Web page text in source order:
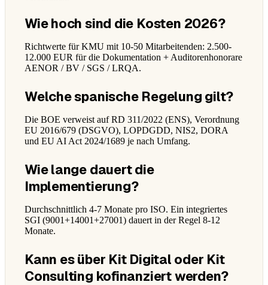
Wie hoch sind die Kosten 2026?
Richtwerte für KMU mit 10-50 Mitarbeitenden: 2.500-
12.000 EUR für die Dokumentation + Auditorenhonorare
AENOR / BV / SGS / LRQA.
Welche spanische Regelung gilt?
Die BOE verweist auf RD 311/2022 (ENS), Verordnung
EU 2016/679 (DSGVO), LOPDGDD, NIS2, DORA
und EU AI Act 2024/1689 je nach Umfang.
Wie lange dauert die
Implementierung?
Durchschnittlich 4-7 Monate pro ISO. Ein integriertes
SGI (9001+14001+27001) dauert in der Regel 8-12
Monate.
Kann es über Kit Digital oder Kit
Consulting kofinanziert werden?